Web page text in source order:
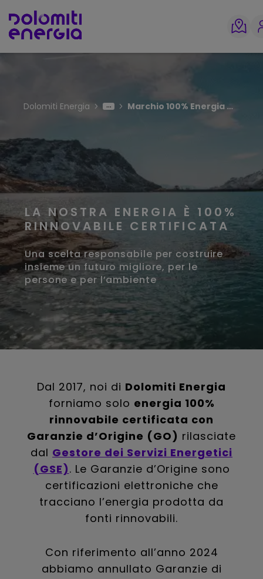
Dolomiti Energia Marchio 100% Energia Pulita
LA NOSTRA ENERGIA È 100%
RINNOVABILE CERTIFICATA
Una scelta responsabile per costruire
insieme un futuro migliore, per le
persone e per l’ambiente
Dal 2017, noi di Dolomiti Energia
forniamo solo energia 100%
rinnovabile certificata con
Garanzie d’Origine (GO) rilasciate
dal Gestore dei Servizi Energetici
(GSE). Le Garanzie d’Origine sono
certificazioni elettroniche che
tracciano l’energia prodotta da
fonti rinnovabili.
Con riferimento all’anno 2024
abbiamo annullato Garanzie di